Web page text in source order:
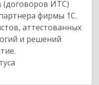
(договоров ИТС)
фирмы 1С.
аттестованных
и решений